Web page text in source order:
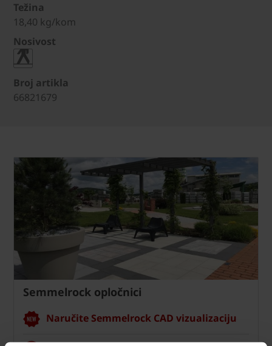
Težina
18,40 kg/kom
Nosivost
Broj artikla
66821679
Semmelrock opločnici
Naručite Semmelrock CAD vizualizaciju